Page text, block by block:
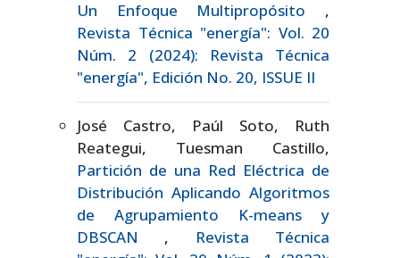
Un Enfoque Multipropósito ,
Revista Técnica "energía": Vol. 20
Núm. 2 (2024): Revista Técnica
"energía", Edición No. 20, ISSUE II
José Castro, Paúl Soto, Ruth
Reategui, Tuesman Castillo,
Partición de una Red Eléctrica de
Distribución Aplicando Algoritmos
de Agrupamiento K-means y
DBSCAN ,
Revista Técnica